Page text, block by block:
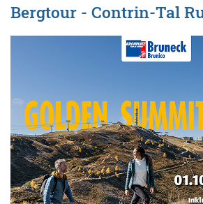
Bergtour - Contrin-Tal